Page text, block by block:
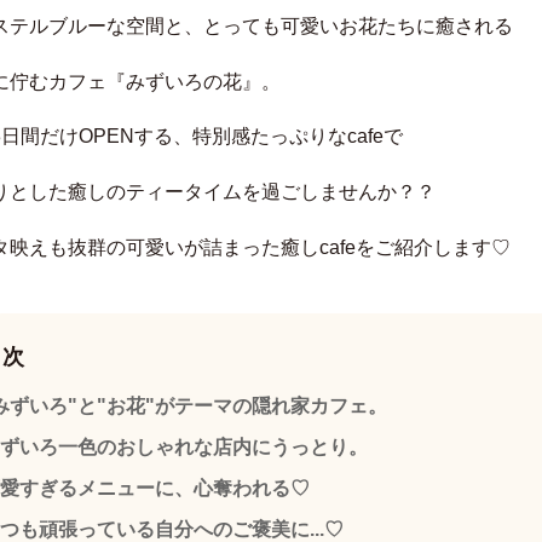
テルブルーな空間と、とっても可愛いお花たちに癒される
佇むカフェ『みずいろの花』。
間だけOPENする、特別感たっぷりなcafeで
とした癒しのティータイムを過ごしませんか？？
映えも抜群の可愛いが詰まった癒しcafeをご紹介します♡
ずいろ"と"お花"がテーマの隠れ家カフェ。
いろ一色のおしゃれな店内にうっとり。
すぎるメニューに、心奪われる♡
も頑張っている自分へのご褒美に...♡